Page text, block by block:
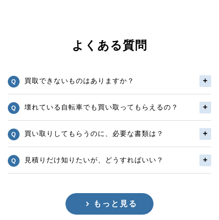
よくある質問
買取できないものはありますか？
壊れている自転車でも買い取ってもらえるの？
買い取りしてもらうのに、必要な書類は？
見積りだけ知りたいが、どうすればいい？
もっと見る